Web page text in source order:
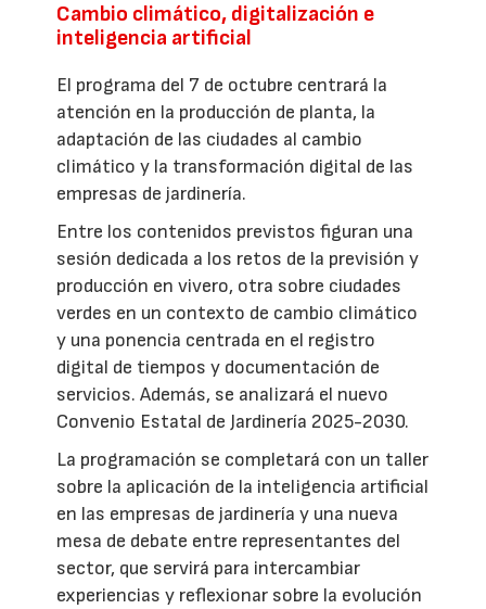
Cambio climático, digitalización e
inteligencia artificial
El programa del 7 de octubre centrará la
atención en la producción de planta, la
adaptación de las ciudades al cambio
climático y la transformación digital de las
empresas de jardinería.
Entre los contenidos previstos figuran una
sesión dedicada a los retos de la previsión y
producción en vivero, otra sobre ciudades
verdes en un contexto de cambio climático
y una ponencia centrada en el registro
digital de tiempos y documentación de
servicios. Además, se analizará el nuevo
Convenio Estatal de Jardinería 2025-2030.
La programación se completará con un taller
sobre la aplicación de la inteligencia artificial
en las empresas de jardinería y una nueva
mesa de debate entre representantes del
sector, que servirá para intercambiar
experiencias y reflexionar sobre la evolución